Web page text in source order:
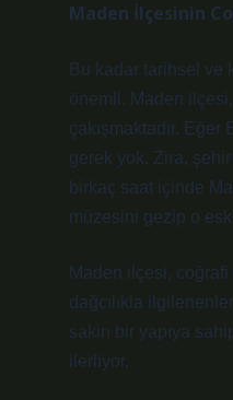
Maden İlçesinin
Bu kadar tarihsel ve
önemli. Maden
çakışmaktadır.
gerek yok. Zira,
birkaç saat içinde
müzesini gezip o
Maden ilçesi,
dağcılıkla
sakin bir yapıya
ilerliyor.